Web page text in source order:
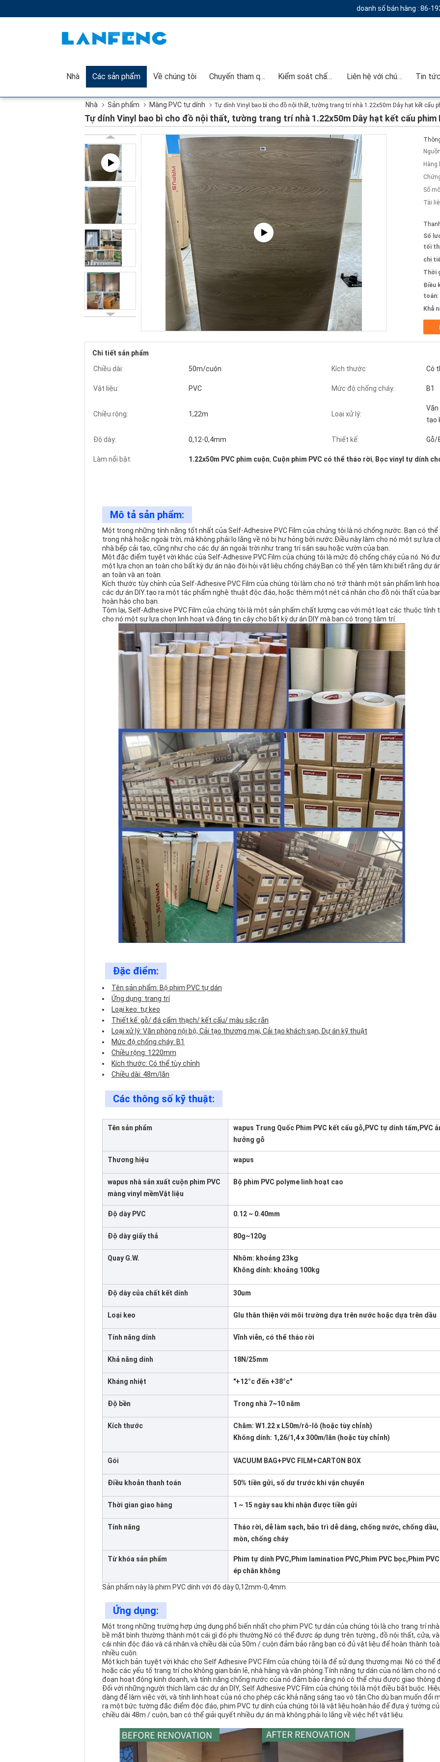
doanh số bán hàng : 86-
Nhà Các sản phẩm Về chúng tôi Chuyến tham quan nhà máy Kiểm soát chất lượng Liên hệ với chúng tôi Tin
Nhà Sản phẩm Màng PVC tự dính Tự dính Vinyl bao bì cho đồ nội thất, tường trang trí nhà 1.22x50m Dây hạt kết cấu
Tự dính Vinyl bao bì cho đồ nội thất, tường trang trí nhà 1.22x50m Dây hạt kết cấu
Hàng
Số
Tài
Số
tối
chi
Thời
Điều
toán:
Khả
Chi tiết sản phẩm
Chiều dài:
50m/cuộn Kích thước: Có
Vật liệu: PVC Mức độ chống cháy: B1
Chiều rộng: 1,22m Loại xử lý:
Văn
tạo
Độ dày: 0,12-0,4mm Thiết kế: Gỗ/
Làm nổi bật: 1.22x50m PVC phim cuộn, Cuộn phim PVC có thể tháo rời, Bọc vinyl tự dính
Mô tả sản phẩm:
Một trong những tính năng tốt nhất của Self-Adhesive PVC Film của chúng tôi là nó chống nước. Bạn có
trong nhà hoặc ngoài trời, mà không phải lo lắng về nó bị hư hỏng bởi nước.Điều này làm cho nó một sự lựa
nhà bếp cải tạo, cũng như cho các dự án ngoài trời như trang trí sân sau hoặc vườn của bạn.
Một đặc điểm tuyệt vời khác của Self-Adhesive PVC Film của chúng tôi là mức độ chống cháy của nó. Nó
một lựa chọn an toàn cho bất kỳ dự án nào đòi hỏi vật liệu chống cháy.Bạn có thể yên tâm khi biết rằng dự
an toàn và an toàn.
Kích thước tùy chỉnh của Self-Adhesive PVC Film của chúng tôi làm cho nó trở thành một sản phẩm linh
các dự án DIY.tạo ra một tác phẩm nghệ thuật độc đáo, hoặc thêm một nét cá nhân cho đồ nội thất của
hoàn hảo cho bạn.
Tóm lại, Self-Adhesive PVC Film của chúng tôi là một sản phẩm chất lượng cao với một loạt các thuộc
cho nó một sự lựa chọn linh hoạt và đáng tin cậy cho bất kỳ dự án DIY mà bạn có trong tâm trí.
Đặc điểm:
Tên sản phẩm: Bộ phim PVC tự dán
Ứng dụng: trang trí
Loại keo: tự keo
Thiết kế: gỗ/ đá cẩm thạch/ kết cấu/ màu sắc rắn
Loại xử lý: Văn phòng nội bộ, Cải tạo thương mại, Cải tạo khách sạn, Dự án kỹ thuật
Mức độ chống cháy: B1
Chiều rộng: 1220mm
Kích thước: Có thể tùy chỉnh
Chiều dài: 48m/lăn
Các thông số kỹ thuật:
Tên sản phẩm
wapus Trung Quốc Phim PVC kết cấu gỗ,PVC tự dính tấm,PVC
hưởng gỗ
Thương hiệu wapus
wapus nhà sản xuất cuộn phim PVC
màng vinyl mềmVật liệu
Bộ phim PVC polyme linh hoạt cao
Độ dày PVC 0.12 ~ 0.40mm
Độ dày giấy thả 80g~120g
Quay G.W.
Nhôm: khoảng 23kg
Không dính: khoảng 100kg
Độ dày của chất kết dính 30um
Loại keo Glu thân thiện với môi trường dựa trên nước hoặc dựa trên dầu
Tính năng dính Vĩnh viễn, có thể tháo rời
Khả năng dính 18N/25mm
Kháng nhiệt "+12°c đến +38°c"
Độ bền Trong nhà 7~10 năm
Kích thước
Chăm: W1.22 x L50m/rô-lô (hoặc tùy chỉnh)
Không dính: 1,26/1,4 x 300m/lăn (hoặc tùy chỉnh)
Gói VACUUM BAG+PVC FILM+CARTON BOX
Điều khoản thanh toán 50% tiền gửi, số dư trước khi vận chuyển
Thời gian giao hàng 1 ~ 15 ngày sau khi nhận được tiền gửi
Tính năng
Tháo rời, dễ làm sạch, bảo trì dễ dàng, chống nước, chống
mòn, chống cháy
Từ khóa sản phẩm
Phim tự dính PVC,Phim lamination PVC,Phim PVC bọc,Phim
ép chân không
Sản phẩm này là phim PVC dính với độ dày 0,12mm-0,4mm.
Ứng dụng:
Một trong những trường hợp ứng dụng phổ biến nhất cho phim PVC tự dán của chúng tôi là cho trang trí
bề mặt bình thường thành một cái gì đó phi thường.Nó có thể được áp dụng trên tường., đồ nội thất, cửa,
cái nhìn độc đáo và cá nhân.và chiều dài của 50m / cuộn đảm bảo rằng bạn có đủ vật liệu để hoàn thành
nhiều cuộn.
Một kịch bản tuyệt vời khác cho Self Adhesive PVC Film của chúng tôi là để sử dụng thương mại. Nó có
hoặc các yếu tố trang trí cho không gian bán lẻ, nhà hàng và văn phòng.Tính năng tự dán của nó làm cho
đoạn hoạt động kinh doanh, và tính năng chống nước của nó đảm bảo rằng nó có thể chịu được giao thông
Đối với những người thích làm các dự án DIY, Self Adhesive PVC Film của chúng tôi là một điều bắt buộc.
dàng để làm việc với, và tính linh hoạt của nó cho phép các khả năng sáng tạo vô tận.Cho dù bạn muốn
ra một bức tường đặc điểm độc đáo, phim PVC tự dính của chúng tôi là vật liệu hoàn hảo để đưa ý tưởng
chiều dài 48m / cuộn, bạn có thể giải quyết nhiều dự án mà không phải lo lắng về việc hết vật liệu.